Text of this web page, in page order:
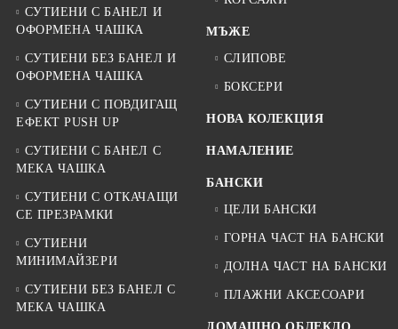
СУТИЕНИ С БАНЕЛ И
ОФОРМЕНА ЧАШКА
СУТИЕНИ БЕЗ БАНЕЛ И
ОФОРМЕНА ЧАШКА
СУТИЕНИ С ПОВДИГАЩ
ЕФЕКТ PUSH UP
СУТИЕНИ С БАНЕЛ С
МЕКА ЧАШКА
СУТИЕНИ С ОТКАЧАЩИ
СЕ ПРЕЗРАМКИ
СУТИЕНИ
МИНИМАЙЗЕРИ
СУТИЕНИ БЕЗ БАНЕЛ С
МЕКА ЧАШКА
МЪЖЕ
СЛИПОВЕ
БОКСЕРИ
НОВА КОЛЕКЦИЯ
НАМАЛЕНИЕ
БАНСКИ
ЦЕЛИ БАНСКИ
ГОРНА ЧАСТ НА БАНСКИ
ДОЛНА ЧАСТ НА БАНСКИ
ПЛАЖНИ АКСЕСОАРИ